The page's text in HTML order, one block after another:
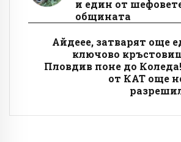
и един от
общината
Айдеее, затварят още
ключово
Пловдив поне до
от КАТ още